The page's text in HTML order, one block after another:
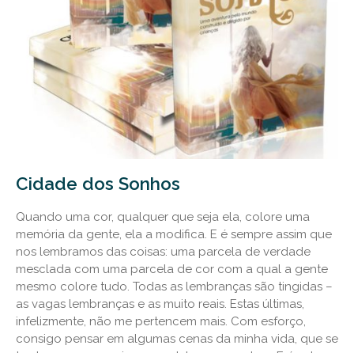
Cidade dos Sonhos
Quando uma cor, qualquer que seja ela, colore uma
memória da gente, ela a modifica. E é sempre assim que
nos lembramos das coisas: uma parcela de verdade
mesclada com uma parcela de cor com a qual a gente
mesmo colore tudo. Todas as lembranças são tingidas –
as vagas lembranças e as muito reais. Estas últimas,
infelizmente, não me pertencem mais. Com esforço,
consigo pensar em algumas cenas da minha vida, que se